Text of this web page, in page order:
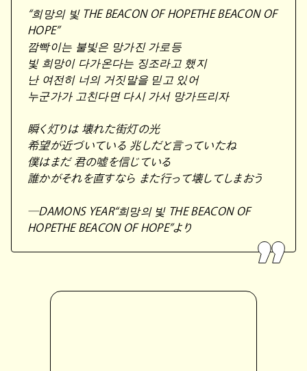
“희망의 빛 THE BEACON OF HOPETHE BEACON OF
HOPE”
깜빡이는 불빛은 망가진 가로등
빛 희망이 다가온다는 징조라고 했지
난 여전히 너의 거짓말을 믿고 있어
누군가가 고친다면 다시 가서 망가뜨리자
瞬く灯りは 壊れた街灯の光
希望が近づいている 兆しだと言っていたね
僕はまだ 君の嘘を信じている
誰かがそれを直すなら また行って壊してしまおう
―DAMONS YEAR“희망의 빛 THE BEACON OF
HOPETHE BEACON OF HOPE”より